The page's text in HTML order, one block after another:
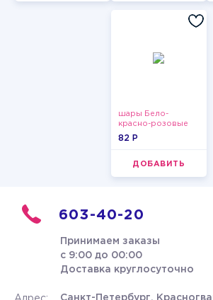
шары Бело-
красно-розовые
пастельные
82 P
ДОБАВИТЬ
603-40-20
Принимаем заказы
с 9:00 до 00:00
Доставка круглосуточно
Санкт-Петербург,